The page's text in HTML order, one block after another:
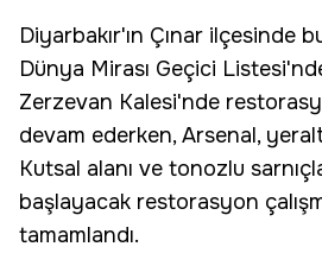
Diyarbakır'ın Çınar ilçesinde
Dünya Mirası Geçici
Zerzevan Kalesi'nde
devam ederken,Arsenal,
Kutsal alanı ve tonozlu
başlayacak restorasyon
tamamlandı.